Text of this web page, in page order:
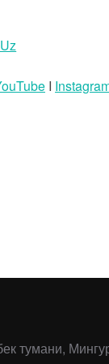
I
тумани,